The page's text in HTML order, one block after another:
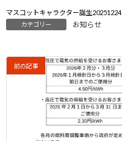
マスコットキャラクター誕生20251224
カテゴリー お知らせ
前の記事